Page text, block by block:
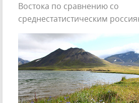
Востока по сравнению со
среднестатистическим